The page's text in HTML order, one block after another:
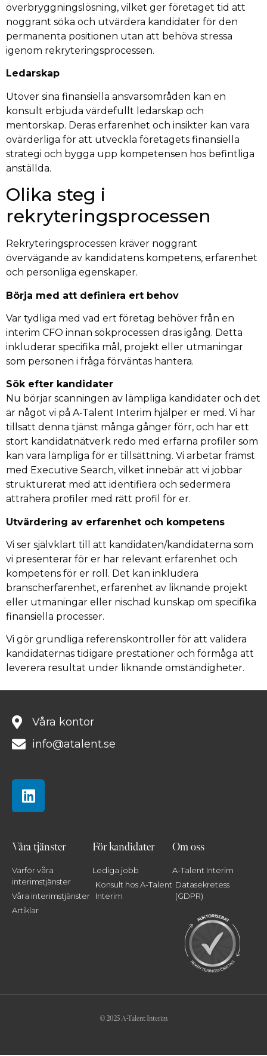
överbryggningslösning, vilket ger företaget tid att
noggrant söka och utvärdera kandidater för den
permanenta positionen utan att behöva stressa
igenom rekryteringsprocessen.
Ledarskap
Utöver sina finansiella ansvarsområden kan en
konsult erbjuda värdefullt ledarskap och
mentorskap. Deras erfarenhet och insikter kan vara
ovärderliga för att utveckla företagets finansiella
strategi och bygga upp kompetensen hos befintliga
anställda.
Olika steg i
rekryteringsprocessen
Rekryteringsprocessen kräver noggrant
övervägande av kandidatens kompetens, erfarenhet
och personliga egenskaper.
Börja med att definiera ert behov
Var tydliga med vad ert företag behöver från en
interim CFO innan sökprocessen dras igång. Detta
inkluderar specifika mål, projekt eller utmaningar
som personen i fråga förväntas hantera.
Sök efter kandidater
Nu börjar scanningen av lämpliga kandidater och det
är något vi på A-Talent Interim hjälper er med. Vi har
tillsatt denna tjänst många gånger förr, och har ett
stort kandidatnätverk redo med erfarna profiler som
kan vara lämpliga för er tillsättning. Vi arbetar främst
med Executive Search, vilket innebär att vi jobbar
strukturerat med att identifiera och sedermera
attrahera profiler med rätt profil för er.
Utvärdering av erfarenhet och kompetens
Vi ser självklart till att kandidaten/kandidaterna som
vi presenterar för er har relevant erfarenhet och
kompetens för er roll. Det kan inkludera
branscherfarenhet, erfarenhet av liknande projekt
eller utmaningar eller nischad kunskap om specifika
finansiella processer.
Vi gör grundliga referenskontroller för att validera
kandidaternas tidigare prestationer och förmåga att
leverera resultat under liknande omständigheter.
Våra kontor
info@atalent.se
Våra tjänster
Varför våra
interimstjänster
Våra interimstjänster
Artiklar
För kandidater
Lediga jobb
Konsult hos A-Talent
Interim
Om oss
A-Talent Interim
Datasekretess
(GDPR)
© 2025 A-Talent Interim